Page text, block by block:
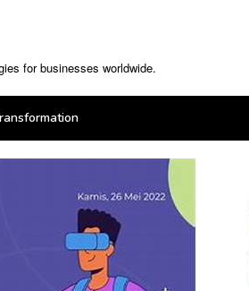
for businesses worldwide.